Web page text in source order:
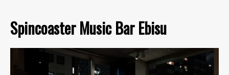
Spincoaster Music Bar Ebisu